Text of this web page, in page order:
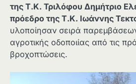
της Τ.Κ. Τριλόφου Δημήτριο
πρόεδρο της Τ.Κ. Ιωάννης
υλοποίησαν σειρά
αγροτικής οδοποιίας από τις
βροχοπτώσεις.